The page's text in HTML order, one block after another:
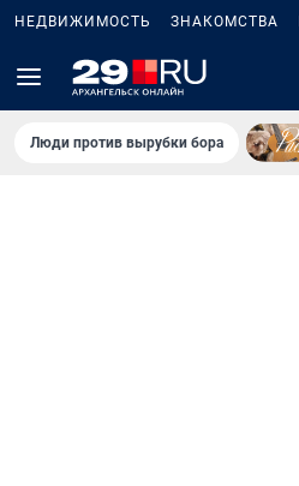
НЕДВИЖИМОСТЬ ЗНАКОМСТВА
Люди против вырубки бора